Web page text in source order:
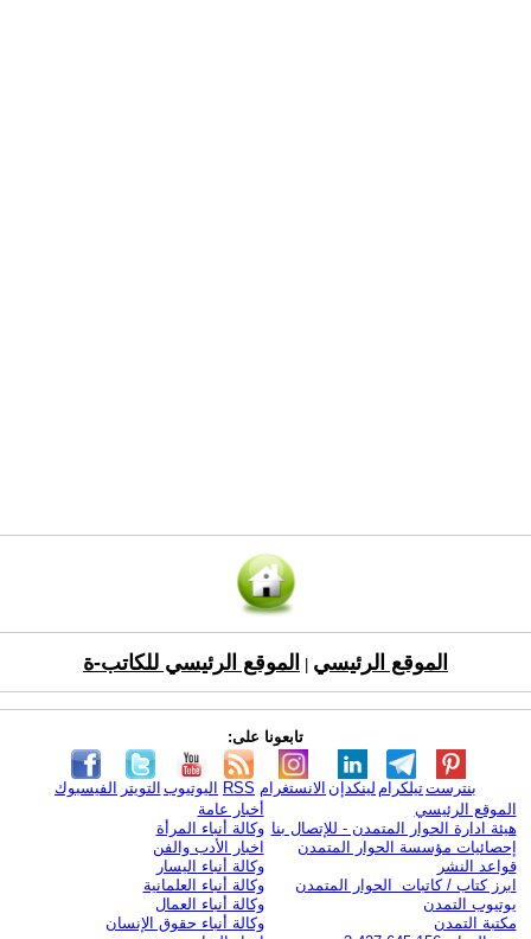
الموقع الرئيسي الموقع الرئيسي للكاتب-ة
تابعونا على:
الفيسبوك التويتر اليوتيوب RSS الانستغرام لينكدإن تيلكرامبنترست
الموقع الرئيسي
هيئة ادارة الحوار المتمدن - للإتصال بنا
إحصائيات مؤسسة الحوار المتمدن
قواعد النشر
ابرز كتاب / كاتبات الحوار المتمدن
يوتيوب التمدن
مكتبة التمدن
أخبار عامة
وكالة أنباء المرأة
اخبار الأدب والفن
وكالة أنباء اليسار
وكالة أنباء العلمانية
وكالة أنباء العمال
وكالة أنباء حقوق الإنسان